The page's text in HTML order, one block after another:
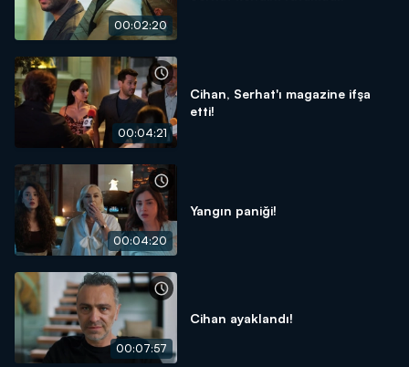
00:02:20
00:04:21
Cihan, Serhat'ı magazine ifşa
etti!
00:04:20
Yangın paniği!
00:07:57
Cihan ayaklandı!